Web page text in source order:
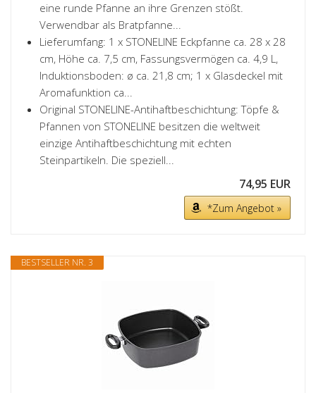
eine runde Pfanne an ihre Grenzen stößt.
Verwendbar als Bratpfanne...
Lieferumfang: 1 x STONELINE Eckpfanne ca. 28 x 28
cm, Höhe ca. 7,5 cm, Fassungsvermögen ca. 4,9 L,
Induktionsboden: ø ca. 21,8 cm; 1 x Glasdeckel mit
Aromafunktion ca...
Original STONELINE-Antihaftbeschichtung: Töpfe &
Pfannen von STONELINE besitzen die weltweit
einzige Antihaftbeschichtung mit echten
Steinpartikeln. Die speziell...
74,95 EUR
*Zum Angebot »
BESTSELLER NR. 3